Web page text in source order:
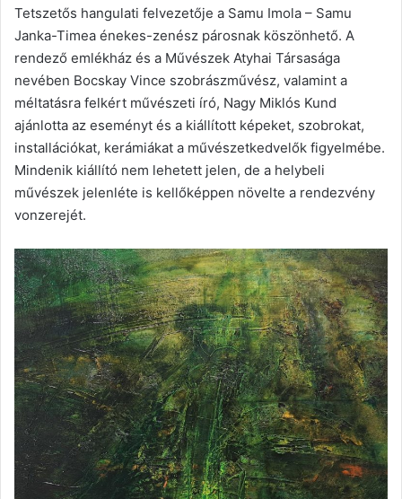
Tetszetős hangulati felvezetője a Samu Imola – Samu
Janka-Timea énekes-zenész párosnak köszönhető. A
rendező emlékház és a Művészek Atyhai Társasága
nevében Bocskay Vince szobrászművész, valamint a
méltatásra felkért művészeti író, Nagy Miklós Kund
ajánlotta az eseményt és a kiállított képeket, szobrokat,
installációkat, kerámiákat a művészetkedvelők figyelmébe.
Mindenik kiállító nem lehetett jelen, de a helybeli
művészek jelenléte is kellőképpen növelte a rendezvény
vonzerejét.